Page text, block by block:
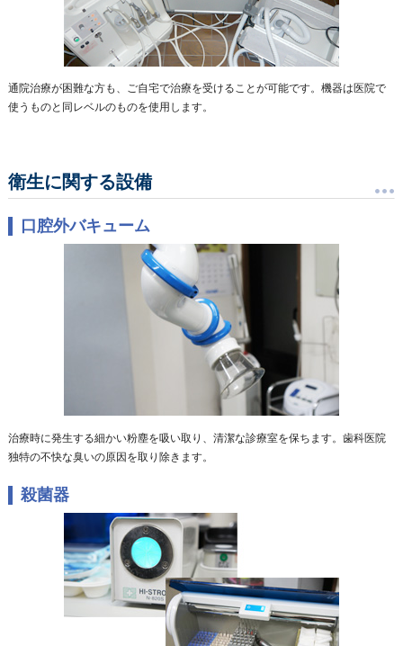
通院治療が困難な方も、ご自宅で治療を受けることが可能です。機器は医院で
使うものと同レベルのものを使用します。
衛生に関する設備
口腔外バキューム
治療時に発生する細かい粉塵を吸い取り、清潔な診療室を保ちます。歯科医院
独特の不快な臭いの原因を取り除きます。
殺菌器